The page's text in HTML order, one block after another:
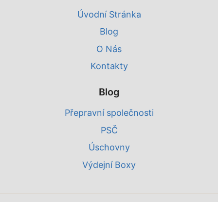
Úvodní Stránka
Blog
O Nás
Kontakty
Blog
Přepravní společnosti
PSČ
Úschovny
Výdejní Boxy